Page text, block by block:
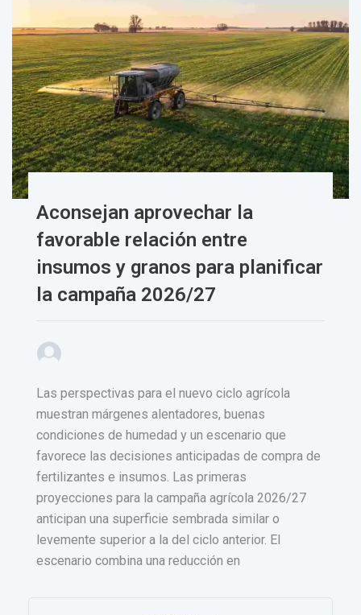
Aconsejan aprovechar la
favorable relación entre
insumos y granos para planificar
la campaña 2026/27
Las perspectivas para el nuevo ciclo agrícola
muestran márgenes alentadores, buenas
condiciones de humedad y un escenario que
favorece las decisiones anticipadas de compra de
fertilizantes e insumos. Las primeras
proyecciones para la campaña agrícola 2026/27
anticipan una superficie sembrada similar o
levemente superior a la del ciclo anterior. El
escenario combina una reducción en